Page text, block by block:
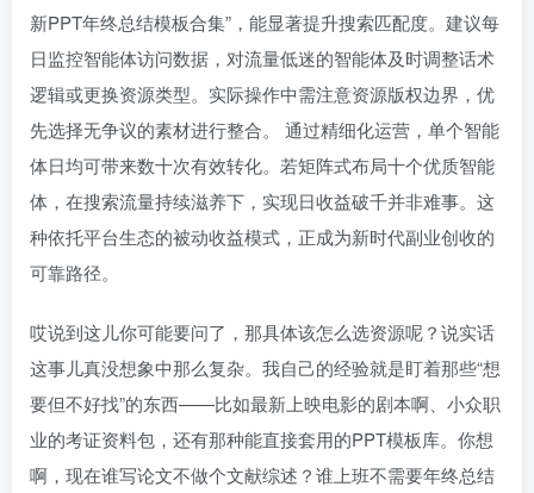
新PPT年终总结模板合集”，能显著提升搜索匹配度。建议每
日监控智能体访问数据，对流量低迷的智能体及时调整话术
逻辑或更换资源类型。实际操作中需注意资源版权边界，优
先选择无争议的素材进行整合。 通过精细化运营，单个智能
体日均可带来数十次有效转化。若矩阵式布局十个优质智能
体，在搜索流量持续滋养下，实现日收益破千并非难事。这
种依托平台生态的被动收益模式，正成为新时代副业创收的
可靠路径。
哎说到这儿你可能要问了，那具体该怎么选资源呢？说实话
这事儿真没想象中那么复杂。我自己的经验就是盯着那些“想
要但不好找”的东西——比如最新上映电影的剧本啊、小众职
业的考证资料包，还有那种能直接套用的PPT模板库。你想
啊，现在谁写论文不做个文献综述？谁上班不需要年终总结